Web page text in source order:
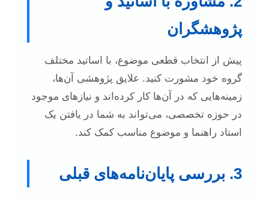
پژوهشگران
پیش از انتخاب قطعی موضوع، با اساتید مختلف
گروه خود مشورت کنید. علایق پژوهشی آن‌ها،
زمینه‌هایی که در آن‌ها کار کرده‌اند و نیازهای موجود
در حوزه تخصصی، می‌تواند به شما در یافتن یک
استاد راهنما و موضوع مناسب کمک کند.
3. بررسی پایان‌نامه‌های قبلی